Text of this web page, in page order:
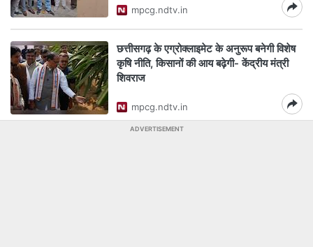
mpcg.ndtv.in
छत्तीसगढ़ के एग्रोक्लाइमेट के अनुरूप बनेगी विशेष
कृषि नीति, किसानों की आय बढ़ेगी- केंद्रीय मंत्री
शिवराज
mpcg.ndtv.in
ADVERTISEMENT